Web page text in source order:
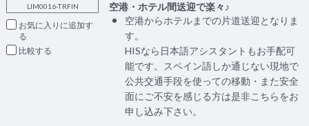
LIM0016-TRFIN
お気に入りに追加
比較
空港・ホテル間送迎で楽々♪
空港からホテルまでの片道送迎となりま
す。
HISなら日本語アシスタントもお手配可
能です。スペイン語しか通じない現地で
公共交通手段を使っての移動・また安全
面にご不安を感じる方は是非こちらをお
申し込み下さい。